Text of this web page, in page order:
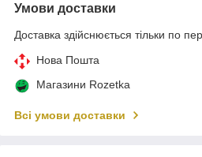
Умови доставки
Доставка здійснюється тільки по
Нова Пошта
Магазини Rozetka
Всі умови доставки